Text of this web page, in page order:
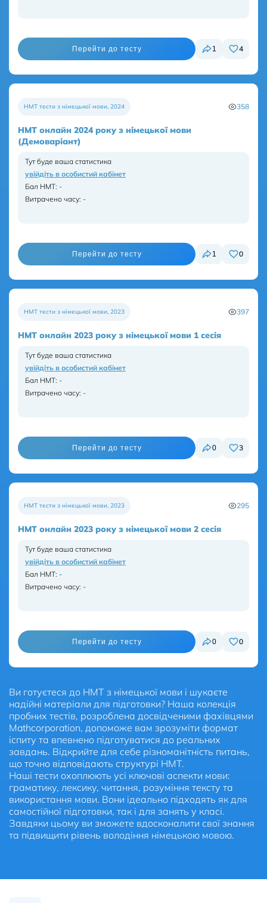
Перейти до тесту 1 4
НМТ тести з німецької мови, 2024 358
НМТ онлайн 2024 року з німецької мови
(Демоваріант)
Тут буде ваша статистика
увійдіть в особистий кабінет
Бал НМТ: -
Витрачено часу: -
Перейти до тесту 1 0
НМТ тести з німецької мови, 2023 397
НМТ онлайн 2023 року з німецької мови 1 сесія
Тут буде ваша статистика
увійдіть в особистий кабінет
Бал НМТ: -
Витрачено часу: -
Перейти до тесту 0 3
НМТ тести з німецької мови, 2023 295
НМТ онлайн 2023 року з німецької мови 2 сесія
Тут буде ваша статистика
увійдіть в особистий кабінет
Бал НМТ: -
Витрачено часу: -
Перейти до тесту 0 0
Ви готуєтеся до НМТ з німецької мови і шукаєте
надійні матеріали для підготовки? Наша колекція
пробних тестів, розроблена досвідченими фахівцями
Mathcorporation, допоможе вам зрозуміти формат
іспиту та впевнено підготуватися до реальних
завдань. Відкрийте для себе різноманітність питань,
що точно відповідають структурі НМТ.
Наші тести охоплюють усі ключові аспекти мови:
граматику, лексику, читання, розуміння тексту та
використання мови. Вони ідеально підходять як для
самостійної підготовки, так і для занять у класі.
Завдяки цьому ви зможете вдосконалити свої знання
та підвищити рівень володіння німецькою мовою.